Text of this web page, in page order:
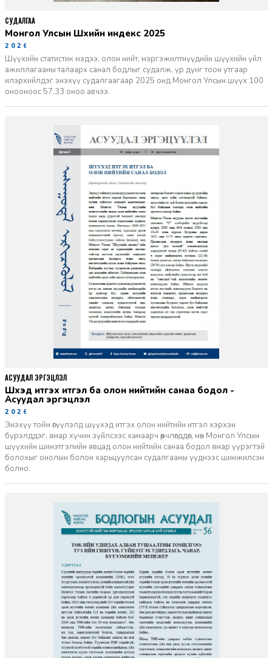
Монгол Улсын Шүүхийн индекс 2025
2026-06-11
Шүүхийн статистик мэдээ, олон нийт, мэргэжилтнүүдийн шүүхийн үйл
ажиллагааны талаарх санал бодлыг судалж, үр дүнг тоон утгаар
илэрхийлдэг энэхүү судалгаагаар 2025 онд Монгол Улсын шүүх 100
онооноос 57,33 оноо авчээ.
СУДАЛГАА
Шүүхэд итгэх итгэл ба олон нийтийн санаа бодол -
Асуудал эргэцүүлэл
2026-06-11
Энэхүү тойм өгүүлэлд шүүхэд итгэх олон нийтийн итгэл хэрхэн
бүрэлддэг, ямар хүчин зүйлсээс хамаарч өөрчлөгддөг, мөн Монгол Улсын
шүүхийн шинэтгэлийн явцад олон нийтийн санаа бодол ямар үүрэгтэй
болохыг онолын болон харьцуулсан судалгааны үүднээс шинжилсэн
болно.
АСУУДАЛ ЭРГЭЦҮҮЛЭЛ